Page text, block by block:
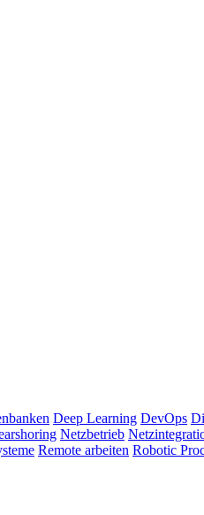
Deep Learning DevOps
Netzbetrieb
Remote arbeiten Robotic